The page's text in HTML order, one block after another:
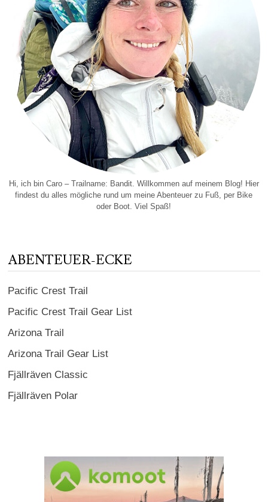
Hi, ich bin Caro – Trailname: Bandit. Willkommen auf meinem Blog! Hier
findest du alles mögliche rund um meine Abenteuer zu Fuß, per Bike
oder Boot. Viel Spaß!
ABENTEUER-ECKE
Pacific Crest Trail
Pacific Crest Trail Gear List
Arizona Trail
Arizona Trail Gear List
Fjällräven Classic
Fjällräven Polar